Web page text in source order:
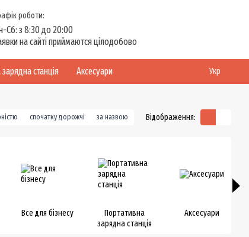
роботи:
Сб: з 8:30 до 20:00
на сайті приймаются цілодобово
станція Аксесуари Укр
спочатку дорожчі за назвою Відображення:
Все для бізнесу
Портативна
зарядна станція
Аксесуари